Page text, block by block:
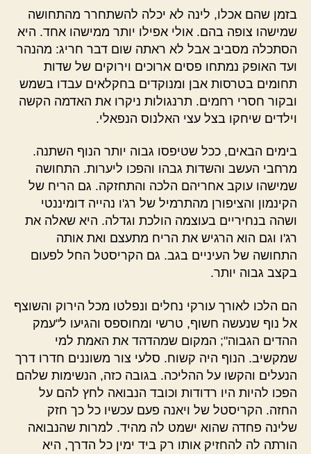
בזמן שהם אכלו, לינה לא יכלה להשתחרר מהתחושה
שמישהו צופה בהם. אולי אפילו יותר ממישהו אחד. היא
הסתכלה מסביב אבל לא ראתה שום דבר חריג: מהנהר
ועד האופק נמתחו פסים ארוכים וירוקים של שדות
תחומים בטרסות אבן ומנוקדים בחקלאים עבדו בשמש
ובקור חסרי רחמים. תרנגולות ניקרו את האדמה הקשה
וילדים שיחקו בצל עצי האלנוס הנפאלי.
בימים הבאים, ככל שטיפסו גבוה יותר הנוף השתנה.
מרחבי העשב והשדות גבהו והפכו ליערות. התחושה
שמישהו עוקב אחריהם הלכה והתחזקה. גם הריח של
הקינמון והציפורן מהתרמיל של רג'ו נהייה דומיננטי
ושהה בנחיריים בעוצמה הולכת וגדלה. היא שאלה את
רג'ו וגם הוא הרגיש את הריח מתעצם ואת אותה
התחושה של העיניים בגב. גם הקריסטל החל לפעום
בקצב גבוה יותר.
הם הלכו לאורך עורקי נחלים ונפלטו מכל הירוק והשוצף
אל נוף שנעשה חשוף, טרשי ומחוספס והגיעו ל"עמק
ההדים הגבוה"; המקום שמהדהד את האמת למי
שמקשיב. הנוף היה קשוח. סלעי צור משוננים חדרו דרך
הנעלים והקשו על ההליכה. בגובה כזה, הנשימות שלהם
הפכו להיות היו רדודות וכובד הנבואה לחץ להם על
החזה. הקריסטל של ויאנה פעם עכשיו כל כך חזק
שלינה פחדה שהוא ישמט לה מהיד. למרות שהנבואה
הורתה לה להחזיק אותו רק ביד ימין כל הדרך, היא